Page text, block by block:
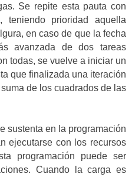
Se repite esta pauta con
prioridad aquella
en caso de que la fecha
avanzada de dos tareas
todas, se vuelve a iniciar un
que finalizada una iteración
de los cuadrados de las
sustenta en la programación
ejecutarse con los recursos
programación puede ser
Cuando la carga es